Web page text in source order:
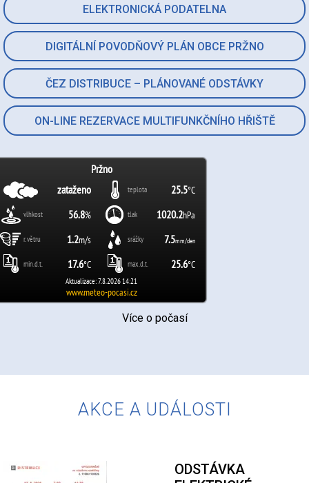
ELEKTRONICKÁ PODATELNA
DIGITÁLNÍ POVODŇOVÝ PLÁN OBCE PRŽNO
ČEZ DISTRIBUCE – PLÁNOVANÉ ODSTÁVKY
ON-LINE REZERVACE MULTIFUNKČNÍHO HŘIŠTĚ
Více o počasí
AKCE A UDÁLOSTI
ODSTÁVKA